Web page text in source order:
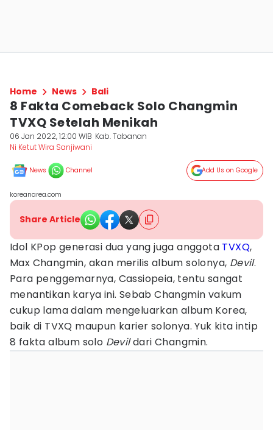
Home News Bali
8 Fakta Comeback Solo Changmin
TVXQ Setelah Menikah
06 Jan 2022, 12:00 WIB Kab. Tabanan
Ni Ketut Wira Sanjiwani
News Channel Add Us on Google
koreanarea.com
Share Article
Idol KPop generasi dua yang juga anggota TVXQ,
Max Changmin, akan merilis album solonya, Devil.
Para penggemarnya, Cassiopeia, tentu sangat
menantikan karya ini. Sebab Changmin vakum
cukup lama dalam mengeluarkan album Korea,
baik di TVXQ maupun karier solonya. Yuk kita intip
8 fakta album solo Devildari Changmin.